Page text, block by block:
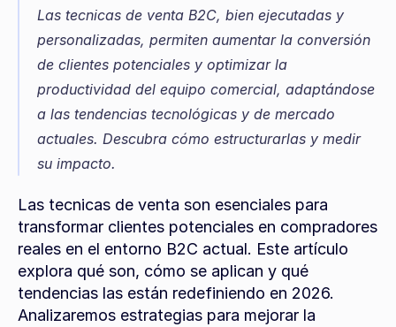
Las tecnicas de venta B2C, bien ejecutadas y
personalizadas, permiten aumentar la conversión
de clientes potenciales y optimizar la
productividad del equipo comercial, adaptándose
a las tendencias tecnológicas y de mercado
actuales. Descubra cómo estructurarlas y medir
su impacto.
Las tecnicas de venta son esenciales para
transformar clientes potenciales en compradores
reales en el entorno B2C actual. Este artículo
explora qué son, cómo se aplican y qué
tendencias las están redefiniendo en 2026.
Analizaremos estrategias para mejorar la